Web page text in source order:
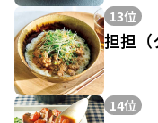
13位
担担（
14位